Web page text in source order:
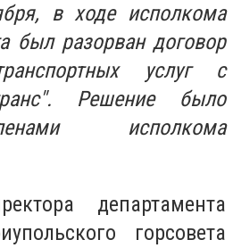
в ходе исполкома
был разорван договор
услуг с
Решение было
исполкома
департамента
горсовета